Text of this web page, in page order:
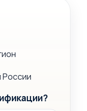
России